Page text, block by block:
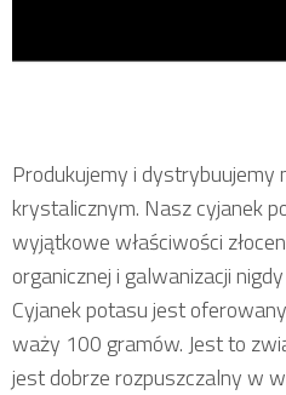
Produkujemy i dystrybuujemy
krystalicznym. Nasz cyjanek
wyjątkowe właściwości
organicznej i galwanizacji
Cyjanek potasu jest
waży 100 gramów. Jest to
jest dobrze rozpuszczalny w